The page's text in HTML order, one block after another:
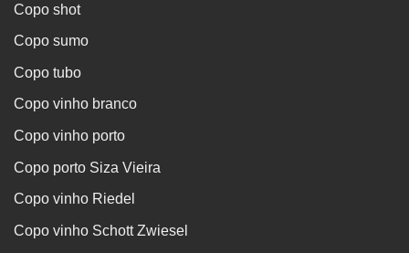
Copo shot
Copo sumo
Copo tubo
Copo vinho branco
Copo vinho porto
Copo porto Siza Vieira
Copo vinho Riedel
Copo vinho Schott Zwiesel